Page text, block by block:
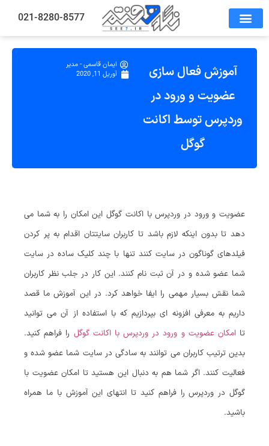
021-8280-8577
آموزش فعال سازی
عضویت و ورود در
وردپرس توسط اکانت
گوگل
ایمان قاسمی - مدیر
آوریل 11, 2020
عضویت و ورود در وردپرس با اکانت گوگل این امکان را به شما می
دهد تا بدون اینکه لازم باشد تا کاربران سایتتان اقدام به پر کردن
فیلدهای گوناگون در سایت کنند تنها با چند کلیک ساده در سایت
شما عضو شده و در آن ثبت نام کنند. این کار در جلب نظر کاربران
شما نقش بسیار مهمی را ایفا خواهد کرد. در این آموزش ما قصد
داریم به معرفی افزونه‌ ای بپردازیم که با استفاده از آن می توانید
تاامکان عضویت و ورود در وردپرس با اکانت گوگل را فراهم کنید.
بدین ترتیب کاربران می توانند به سادگی در سایت شما عضو شده و
فعالیت کنند. اگر شما هم به دنبال این هستید تا امکان عضویت با
گوگل در وردپرس را فراهم کنید تا انتهای این آموزش با ما همراه
باشید.